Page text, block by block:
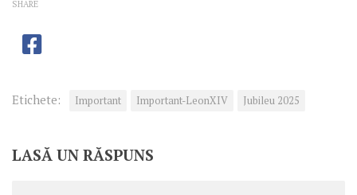
SHARE
Etichete: Important Important-LeonXIV Jubileu 2025
LASĂ UN RĂSPUNS